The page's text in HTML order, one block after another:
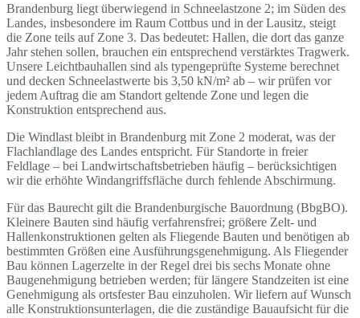
Brandenburg liegt überwiegend in Schneelastzone 2; im Süden des
Landes, insbesondere im Raum Cottbus und in der Lausitz, steigt
die Zone teils auf Zone 3. Das bedeutet: Hallen, die dort das ganze
Jahr stehen sollen, brauchen ein entsprechend verstärktes Tragwerk.
Unsere Leichtbauhallen sind als typengeprüfte Systeme berechnet
und decken Schneelastwerte bis 3,50 kN/m² ab – wir prüfen vor
jedem Auftrag die am Standort geltende Zone und legen die
Konstruktion entsprechend aus.
Die Windlast bleibt in Brandenburg mit Zone 2 moderat, was der
Flachlandlage des Landes entspricht. Für Standorte in freier
Feldlage – bei Landwirtschaftsbetrieben häufig – berücksichtigen
wir die erhöhte Windangriffsfläche durch fehlende Abschirmung.
Für das Baurecht gilt die Brandenburgische Bauordnung (BbgBO).
Kleinere Bauten sind häufig verfahrensfrei; größere Zelt- und
Hallenkonstruktionen gelten als Fliegende Bauten und benötigen ab
bestimmten Größen eine Ausführungsgenehmigung. Als Fliegender
Bau können Lagerzelte in der Regel drei bis sechs Monate ohne
Baugenehmigung betrieben werden; für längere Standzeiten ist eine
Genehmigung als ortsfester Bau einzuholen. Wir liefern auf Wunsch
alle Konstruktionsunterlagen, die die zuständige Bauaufsicht für die